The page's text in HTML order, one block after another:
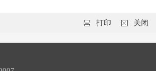
关闭
打印